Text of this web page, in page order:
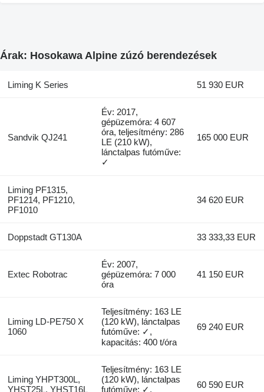
Árak: Hosokawa Alpine zúzó berendezések
Liming K Series 51 930 EUR
Sandvik QJ241
Év: 2017,
gépüzemóra: 4 607
óra, teljesítmény: 286
LE (210 kW),
lánctalpas futóműve:
✓
165 000 EUR
Liming PF1315,
PF1214, PF1210,
PF1010
34 620 EUR
Doppstadt GT130A 33 333,33 EUR
Extec Robotrac
Év: 2007,
gépüzemóra: 7 000
óra
41 150 EUR
Liming LD-PE750 X
1060
Teljesítmény: 163 LE
(120 kW), lánctalpas
futóműve: ✓,
kapacitás: 400 t/óra
69 240 EUR
Liming YHPT300L,
YHST25L, YHST16L
Teljesítmény: 163 LE
(120 kW), lánctalpas
futóműve: ✓,
60 590 EUR